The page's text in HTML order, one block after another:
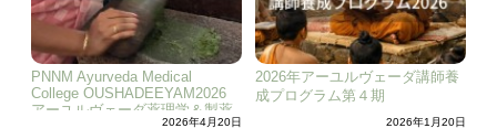
PNNM Ayurveda Medical
College OUSHADEEYAM2026
アーユルヴェーダ薬理学＆製薬
法専門家トレーニングコース
2026年4月20日
2026年アーユルヴェーダ講師養
成プログラム第４期
2026年1月20日